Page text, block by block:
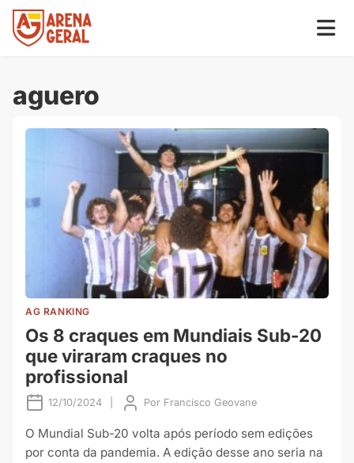
aguero
AG RANKING
Os 8 craques em Mundiais Sub-20
que viraram craques no
profissional
12/10/2024 Por Francisco Geovane
O Mundial Sub-20 volta após período sem edições
por conta da pandemia. A edição desse ano seria na